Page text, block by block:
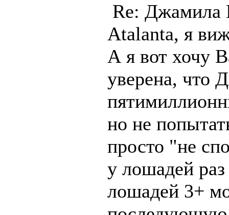
Re:
Atalanta, я
А я вот хочу
уверена, что
но не
просто "не
у лошадей
лошадей 3+